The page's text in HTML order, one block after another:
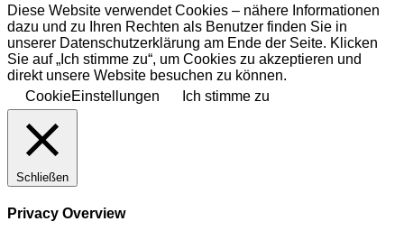
Diese Website verwendet Cookies – nähere Informationen
dazu und zu Ihren Rechten als Benutzer finden Sie in
unserer Datenschutzerklärung am Ende der Seite. Klicken
Sie auf „Ich stimme zu“, um Cookies zu akzeptieren und
direkt unsere Website besuchen zu können.
CookieEinstellungen
Ich stimme zu
Schließen
Privacy Overview